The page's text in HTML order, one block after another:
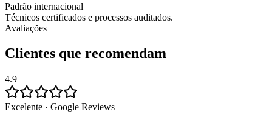
Padrão internacional
Técnicos certificados e processos auditados.
Avaliações
Clientes que recomendam
4.9
Excelente · Google Reviews